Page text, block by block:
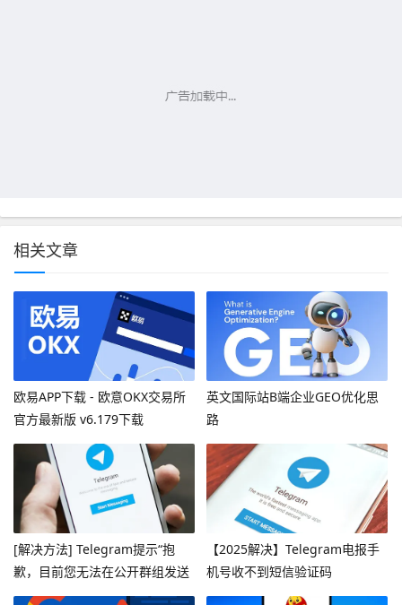
相关文章
欧易APP下载 - 欧意OKX交易所
官方最新版 v6.179下载
英文国际站B端企业GEO优化思
路
[解决方法] Telegram提示“抱
歉，目前您无法在公开群组发送
消息”
【2025解决】Telegram电报手
机号收不到短信验证码